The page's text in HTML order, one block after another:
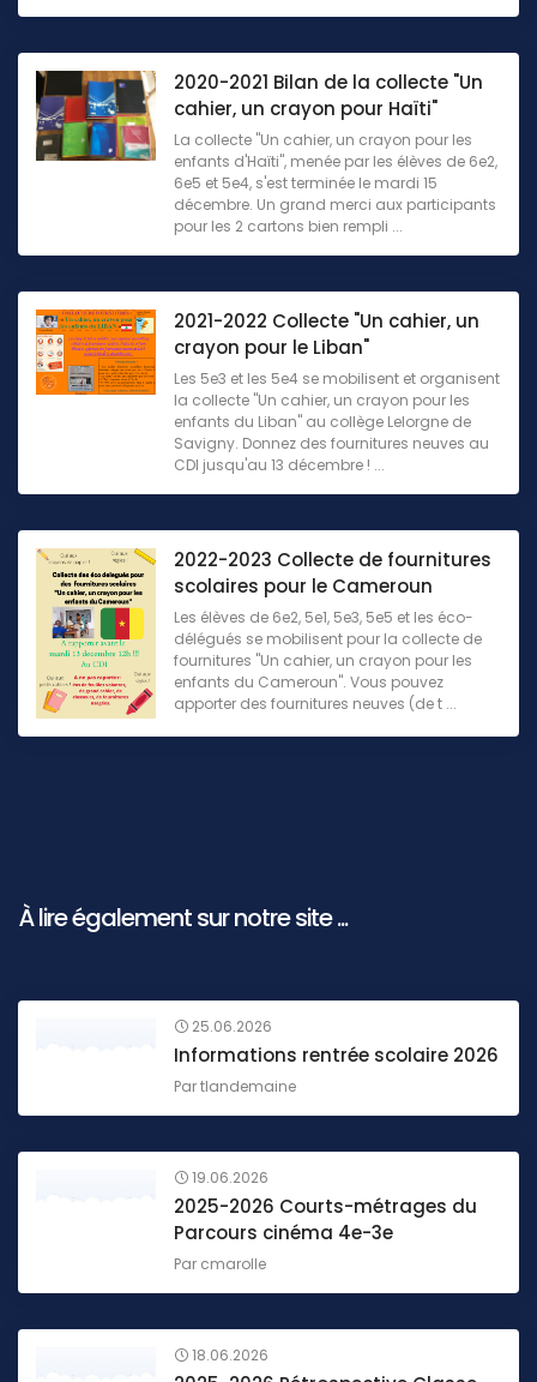
2020-2021 Bilan de la collecte "Un
cahier, un crayon pour Haïti"
La collecte "Un cahier, un crayon pour les
enfants d'Haïti", menée par les élèves de 6e2,
6e5 et 5e4, s'est terminée le mardi 15
décembre. Un grand merci aux participants
pour les 2 cartons bien rempli ...
2021-2022 Collecte "Un cahier, un
crayon pour le Liban"
Les 5e3 et les 5e4 se mobilisent et organisent
la collecte "Un cahier, un crayon pour les
enfants du Liban" au collège Lelorgne de
Savigny. Donnez des fournitures neuves au
CDI jusqu'au 13 décembre ! ...
2022-2023 Collecte de fournitures
scolaires pour le Cameroun
Les élèves de 6e2, 5e1, 5e3, 5e5 et les éco-
délégués se mobilisent pour la collecte de
fournitures "Un cahier, un crayon pour les
enfants du Cameroun". Vous pouvez
apporter des fournitures neuves (de t ...
À lire également sur notre site ...
25.06.2026
Informations rentrée scolaire 2026
Partlandemaine
19.06.2026
2025-2026 Courts-métrages du
Parcours cinéma 4e-3e
Par cmarolle
18.06.2026